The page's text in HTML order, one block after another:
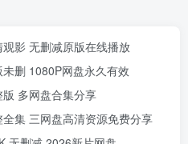
影 无删减原版在线播放
删 1080P网盘永久有效
多网盘合集分享
集 三网盘高清资源免费分享